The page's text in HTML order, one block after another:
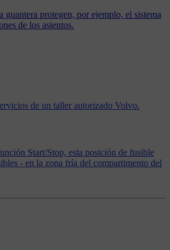
de un taller autorizado Volvo.
Start/Stop, esta posición de fusible
- en la zona fría del compartimento del
guantera protegen, por ejemplo, el sistema
de los asientos.